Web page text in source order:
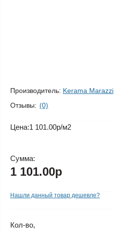
Производитель: Kerama Marazzi
Отзывы: (0)
Цена:1 101.00р/м2
Сумма:
1 101.00р
Нашли данный товар дешевле?
Кол-во,